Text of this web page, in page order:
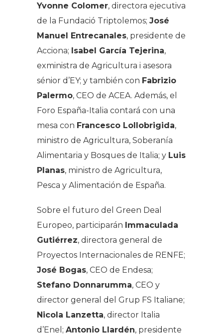
Yvonne Colomer, directora ejecutiva
de la Fundació Triptolemos; José
Manuel Entrecanales, presidente de
Acciona; Isabel García Tejerina,
exministra de Agricultura i asesora
sénior d’EY; y también con Fabrizio
Palermo, CEO de ACEA. Además, el
Foro España-Italia contará con una
mesa con Francesco Lollobrigida,
ministro de Agricultura, Soberanía
Alimentaria y Bosques de Italia; y Luis
Planas, ministro de Agricultura,
Pesca y Alimentación de España.
Sobre el futuro del Green Deal
Europeo, participarán Immaculada
Gutiérrez, directora general de
Proyectos Internacionales de RENFE;
José Bogas, CEO de Endesa;
Stefano Donnarumma, CEO y
director general del Grup FS Italiane;
Nicola Lanzetta, director Italia
d’Enel; Antonio Llardén, presidente